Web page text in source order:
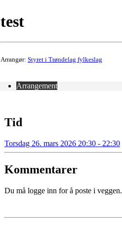
test
Arrangør: Styret i Trøndelag fylkeslag
Arrangement
Tid
Torsdag 26. mars 2026 20:30 - 22:30
Kommentarer
Du må logge inn for å poste i veggen.